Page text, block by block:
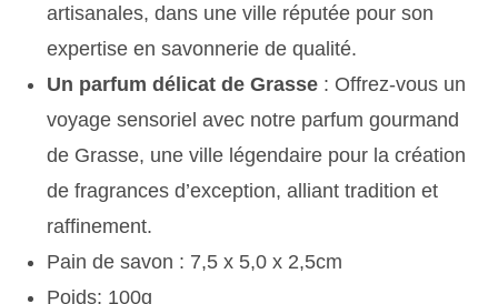
artisanales, dans une ville réputée pour son
expertise en savonnerie de qualité.
Un parfum délicat de Grasse : Offrez-vous un
voyage sensoriel avec notre parfum gourmand
de Grasse, une ville légendaire pour la création
de fragrances d’exception, alliant tradition et
raffinement.
Pain de savon : 7,5 x 5,0 x 2,5cm
Poids: 100g